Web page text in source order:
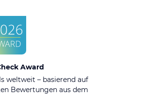
Award
weltweit – basierend auf
Bewertungen aus dem